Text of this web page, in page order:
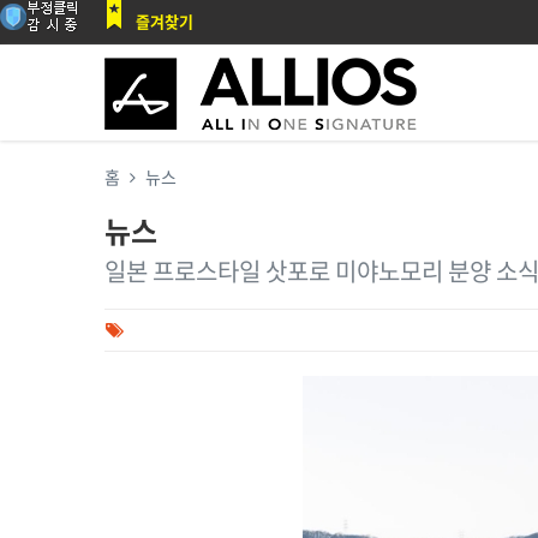
즐겨찾기
홈 뉴스
뉴스
일본 프로스타일 삿포로 미야노모리 분양 소식